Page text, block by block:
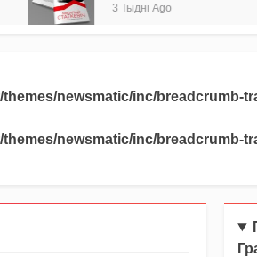
3 Тыдні Ago
newsmatic/inc/breadcrumb-
newsmatic/inc/breadcrumb-